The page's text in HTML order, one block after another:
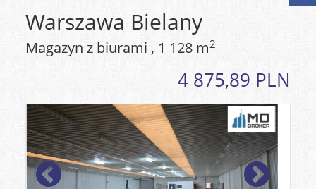
Warszawa Bielany
Magazyn z biurami , 1 128 m2
4 875,89 PLN